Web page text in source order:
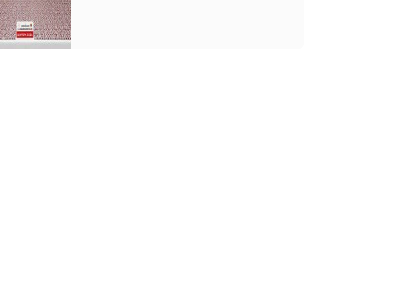
Ey Ahali Kamu "Donu" Sana Yaptı
Kültürel Yozlaşma